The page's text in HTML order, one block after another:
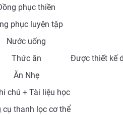
phục thiền
phục luyện tập
Nước uống
Thức ăn
Ăn Nhẹ
Được thiết kế
chú + Tài liệu học
cụ thanh lọc cơ thể